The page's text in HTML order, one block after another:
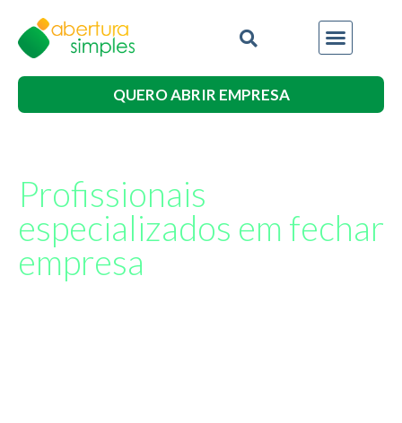
QUERO ABRIR EMPRESA
Profissionais
especializados em fechar
empresa